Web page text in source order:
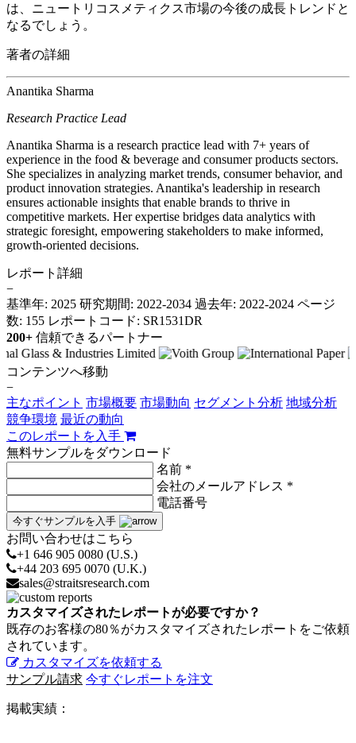
は、ニュートリコスメティクス市場の今後の成長トレンドと
なるでしょう。
著者の詳細
Anantika Sharma
Research Practice Lead
Anantika Sharma is a research practice lead with 7+ years of
experience in the food & beverage and consumer products sectors.
She specializes in analyzing market trends, consumer behavior, and
product innovation strategies. Anantika's leadership in research
ensures actionable insights that enable brands to thrive in
competitive markets. Her expertise bridges data analytics with
strategic foresight, empowering stakeholders to make informed,
growth-oriented decisions.
レポート詳細
−
基準年: 2025 研究期間: 2022-2034 過去年: 2022-2024 ページ
数: 155 レポートコード: SR1531DR
200+ 信頼できるパートナー
コンテンツへ移動
−
主なポイント 市場概要 市場動向 セグメント分析 地域分析
競争環境 最近の動向
このレポートを入手
無料サンプルをダウンロード
名前 *
会社のメールアドレス *
電話番号
今すぐサンプルを入手
お問い合わせはこちら
+1 646 905 0080 (U.S.)
+44 203 695 0070 (U.K.)
sales@straitsresearch.com
カスタマイズされたレポートが必要ですか？
既存のお客様の80％がカスタマイズされたレポートをご依頼
されています。
カスタマイズを依頼する
サンプル請求 今すぐレポートを注文
掲載実績：